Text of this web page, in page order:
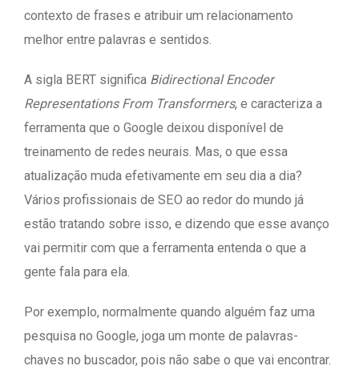
contexto de frases e atribuir um relacionamento
melhor entre palavras e sentidos.
A sigla BERT significa Bidirectional Encoder
Representations From Transformers, e caracteriza a
ferramenta que o Google deixou disponível de
treinamento de redes neurais. Mas, o que essa
atualização muda efetivamente em seu dia a dia?
Vários profissionais de SEO ao redor do mundo já
estão tratando sobre isso, e dizendo que esse avanço
vai permitir com que a ferramenta entenda o que a
gente fala para ela.
Por exemplo, normalmente quando alguém faz uma
pesquisa no Google, joga um monte de palavras-
chaves no buscador, pois não sabe o que vai encontrar.